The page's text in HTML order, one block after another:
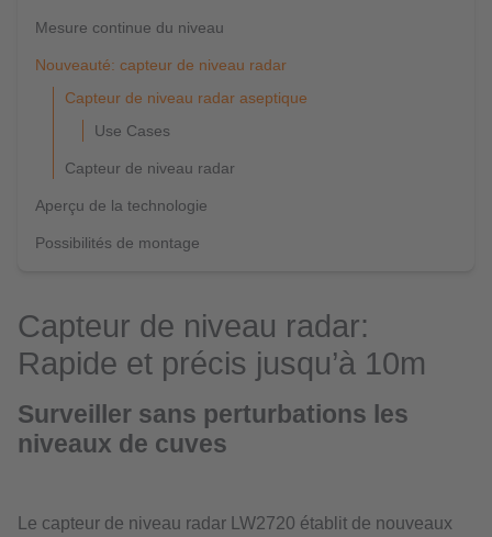
Mesure continue du niveau
Nouveauté: capteur de niveau radar
Capteur de niveau radar aseptique
Use Cases
Capteur de niveau radar
Aperçu de la technologie
Possibilités de montage
Capteur de niveau radar:
Rapide et précis jusqu’à 10m
Surveiller sans perturbations les
niveaux de cuves
Le capteur de niveau radar LW2720 établit de nouveaux